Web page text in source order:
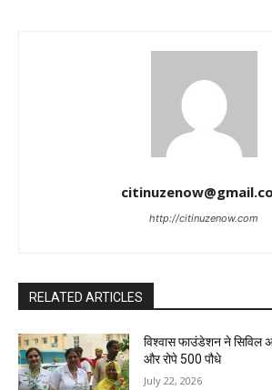
http://citinuzenow.com
RELATED ARTICLES
विश्वास फाउंडेशन ने सिविल
और रोपे 500 पौधे
July 22, 2026